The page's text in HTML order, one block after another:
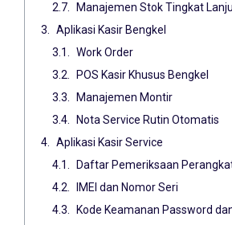
Manajemen Stok Tingkat
Aplikasi Kasir Bengkel
Work Order
POS Kasir Khusus Bengkel
Manajemen Montir
Nota Service Rutin Otomatis
Aplikasi Kasir Service
Daftar Pemeriksaan
IMEI dan Nomor Seri
Kode Keamanan Password